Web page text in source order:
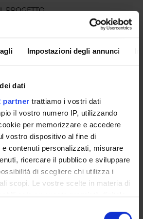
Impostazioni degli annunci
dati
partner trattiamo i vostri dati
il vostro numero IP, utilizzando
per memorizzare e accedere
vostro dispositivo al fine di
e contenuti personalizzati, misurare
ricercare il pubblico e sviluppare
di scegliere chi utilizza i
scopi. Le vostre scelte in materia di
solo su questa proprietà digitale
PROGETTO